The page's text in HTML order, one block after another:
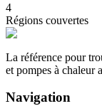
4
Régions couvertes
La référence pour
et pompes à chaleur
Navigation